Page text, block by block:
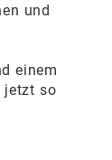
und
einem
jetzt so